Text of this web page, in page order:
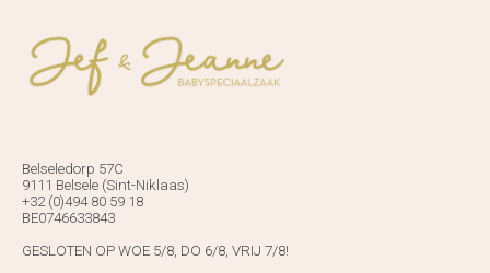
Belseledorp 57C
9111 Belsele (Sint-Niklaas)
+32 (0)494 80 59 18
BE0746633843
GESLOTEN OP WOE 5/8, DO 6/8, VRIJ 7/8!